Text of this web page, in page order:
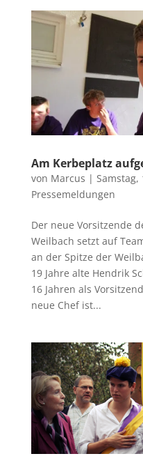
Am Kerbeplatz
von Marcus | Samstag,
Pressemeldungen
Der neue Vorsitzende
Weilbach setzt auf
an der Spitze der
19 Jahre alte Hendrik
16 Jahren als
neue Chef ist...